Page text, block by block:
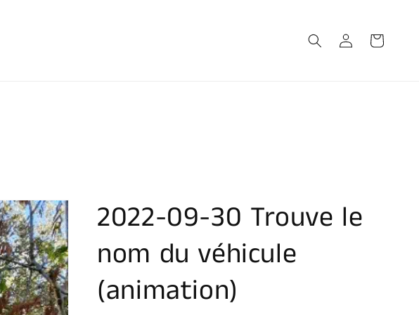
Connexion Panier
2022-09-30 Trouve le
nom du véhicule
(animation)